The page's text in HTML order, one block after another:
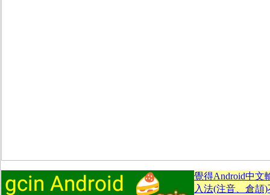
覺得Android中文
入法(注音、倉頡)